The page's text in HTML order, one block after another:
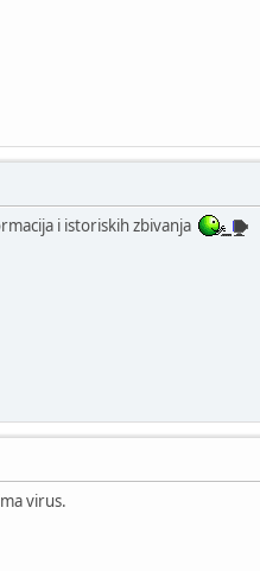
i istoriskih zbivanja
virus.